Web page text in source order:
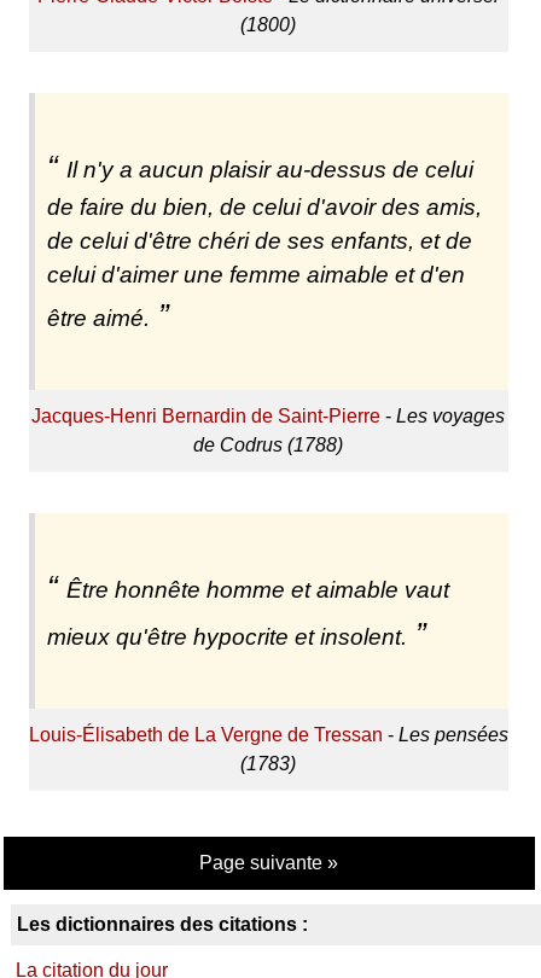
(1800)
Il n'y a aucun plaisir au-dessus de celui
de faire du bien, de celui d'avoir des amis,
de celui d'être chéri de ses enfants, et de
celui d'aimer une femme aimable et d'en
être aimé.
Jacques-Henri Bernardin de Saint-Pierre -Les voyages
de Codrus (1788)
Être honnête homme et aimable vaut
mieux qu'être hypocrite et insolent.
Louis-Élisabeth de La Vergne de Tressan - Les pensées
(1783)
Page suivante »
Les dictionnaires des citations :
La citation du jour